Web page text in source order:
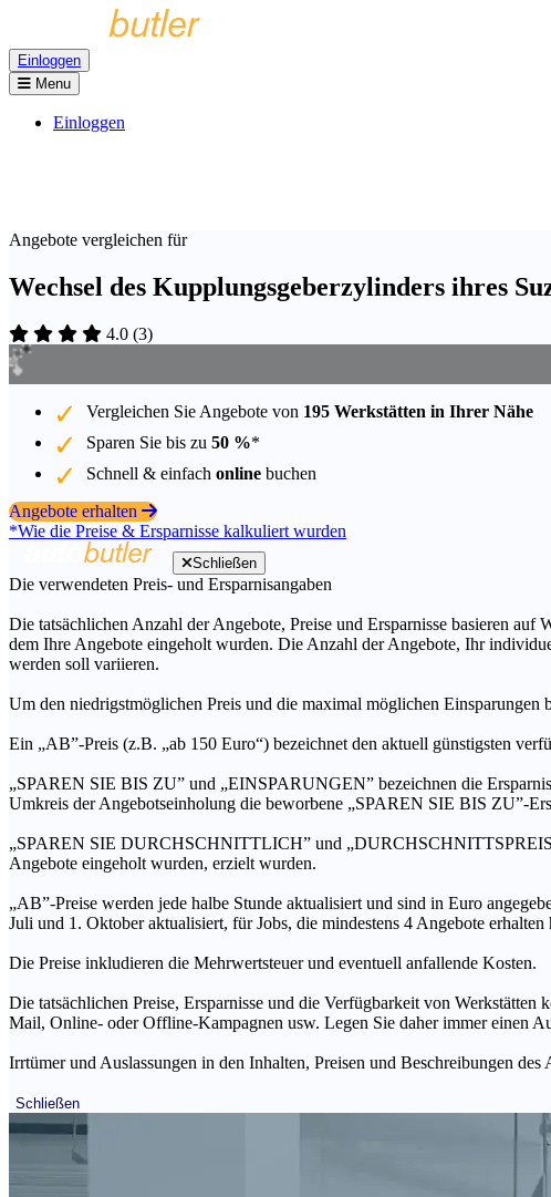
Einloggen
Menu
Einloggen
Angebote vergleichen für
Wechsel des Kupplungsgeberzylinders ihres
4.0 (3)
Vergleichen Sie Angebote von 195 Werkstätten in Ihrer Nähe
Sparen Sie bis zu 50 %*
Schnell & einfach online buchen
Angebote erhalten
*Wie die Preise & Ersparnisse kalkuliert wurden
Schließen
Die verwendeten Preis- und Ersparnisangaben
Die tatsächlichen Anzahl der Angebote, Preise und Ersparnisse basieren
dem Ihre Angebote eingeholt wurden. Die Anzahl der Angebote, Ihr
werden soll variieren.
Um den niedrigstmöglichen Preis und die maximal möglichen Einsparungen
Ein „AB”-Preis (z.B. „ab 150 Euro“) bezeichnet den aktuell günstigsten
„SPAREN SIE BIS ZU” und „EINSPARUNGEN” bezeichnen die
Umkreis der Angebotseinholung die beworbene „SPAREN SIE BIS ZU”-
„SPAREN SIE DURCHSCHNITTLICH” und
Angebote eingeholt wurden, erzielt wurden.
„AB”-Preise werden jede halbe Stunde aktualisiert und sind in Euro
Juli und 1. Oktober aktualisiert, für Jobs, die mindestens 4 Angebote
Die Preise inkludieren die Mehrwertsteuer und eventuell anfallende Kosten.
Die tatsächlichen Preise, Ersparnisse und die Verfügbarkeit von Werkstätten
Mail, Online- oder Offline-Kampagnen usw. Legen Sie daher immer einen
Irrtümer und Auslassungen in den Inhalten, Preisen und Beschreibungen
Schließen